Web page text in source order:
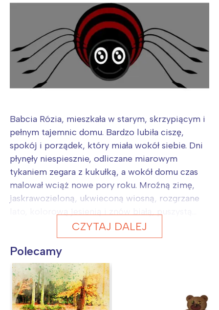
Babcia Rózia, mieszkała w starym, skrzypiącym i
pełnym tajemnic domu. Bardzo lubiła ciszę,
spokój i porządek, który miała wokół siebie. Dni
płynęły niespiesznie, odliczane miarowym
tykaniem zegara z kukułką, a wokół domu czas
malował wciąż nowe pory roku. Mroźną zimę,
jaskrawozieloną, ukwieconą wiosną, rozgrzane
CZYTAJ DALEJ
Polecamy